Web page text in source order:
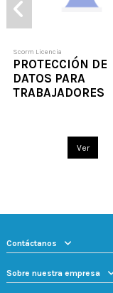
Scorm Licencia
PROTECCIÓN DE
DATOS PARA
TRABAJADORES
Ver
Contáctanos
Sobre nuestra empresa